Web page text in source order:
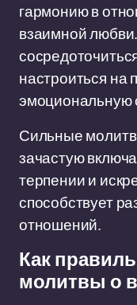
гармонию в
взаимной
настроиться на
эмоциональную
Сильные
зачастую
терпении и
способствует
отношений.
Как
молитвы о